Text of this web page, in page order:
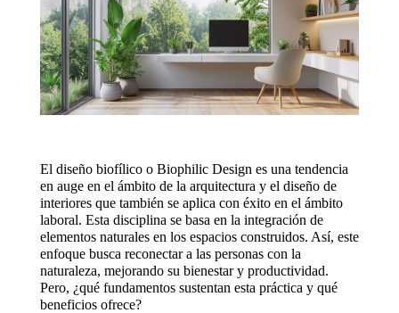
El diseño biofílico o Biophilic Design es una tendencia
en auge en el ámbito de la arquitectura y el diseño de
interiores que también se aplica con éxito en el ámbito
laboral. Esta disciplina se basa en la integración de
elementos naturales en los espacios construidos. Así, este
enfoque busca reconectar a las personas con la
naturaleza, mejorando su bienestar y productividad.
Pero, ¿qué fundamentos sustentan esta práctica y qué
beneficios ofrece?